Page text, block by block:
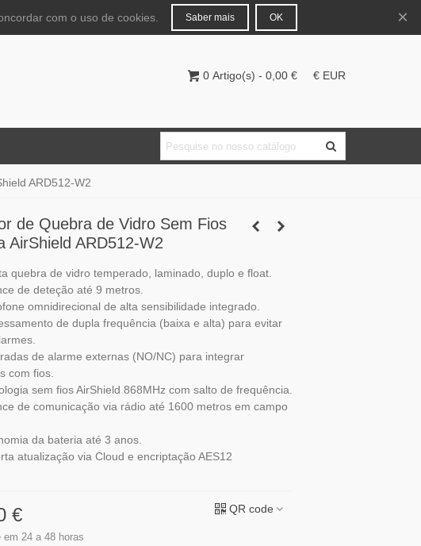
Português
0 Artigo(s) - 0,00 € € EUR
ARD512-W2
de Quebra de Vidro Sem Fios
AirShield ARD512-W2
quebra de vidro temperado, laminado, duplo e float.
de deteção até 9 metros.
omnidirecional de alta sensibilidade integrado.
de dupla frequência (baixa e alta) para evitar
de alarme externas (NO/NC) para integrar
com fios.
sem fios AirShield 868MHz com salto de frequência.
de comunicação via rádio até 1600 metros em campo
da bateria até 3 anos.
atualização via Cloud e encriptação AES12
€
em 24 a 48 horas
QR code
com o uso de cookies. Saber mais OK ×